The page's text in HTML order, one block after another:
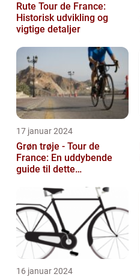
Rute Tour de France:
Historisk udvikling og
vigtige detaljer
17 januar 2024
Grøn trøje - Tour de
France: En uddybende
guide til dette
pointkonkurrence
16 januar 2024